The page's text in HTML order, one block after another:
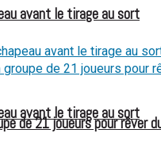
avant le tirage au sort
avant le tirage au sort
de 21 joueurs pour rêver